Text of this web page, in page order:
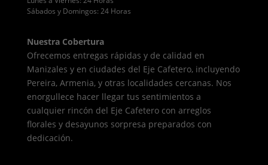
Sábados y Domingos: 24 Horas
Nuestra Cobertura
Ofrecemos entregas rápidas y de calidad en
Manizales y en ciudades del Eje Cafetero, incluyendo
Pereira, Armenia, y otras localidades cercanas. Nos
enorgullece hacer llegar tus sentimientos a
cualquier rincón del Eje Cafetero con arreglos
florales y desayunos sorpresa preparados con
dedicación.